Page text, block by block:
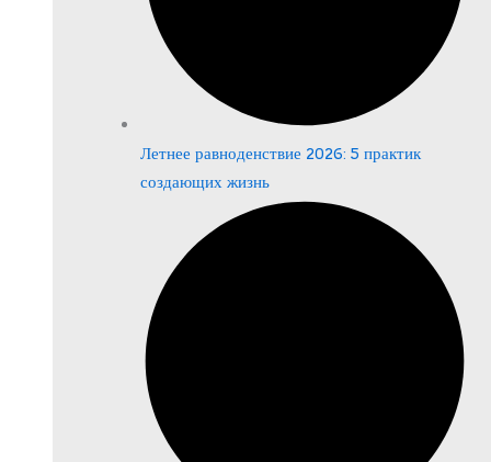
Летнее равноденствие 2026: 5 практик
создающих жизнь